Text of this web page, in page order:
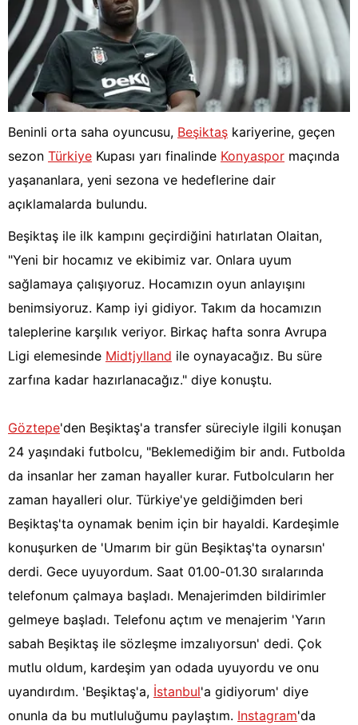
Beninli orta saha oyuncusu, Beşiktaş kariyerine, geçen
sezon Türkiye Kupası yarı finalinde Konyaspor maçında
yaşananlara, yeni sezona ve hedeflerine dair
açıklamalarda bulundu.
Beşiktaş ile ilk kampını geçirdiğini hatırlatan Olaitan,
"Yeni bir hocamız ve ekibimiz var. Onlara uyum
sağlamaya çalışıyoruz. Hocamızın oyun anlayışını
benimsiyoruz. Kamp iyi gidiyor. Takım da hocamızın
taleplerine karşılık veriyor. Birkaç hafta sonra Avrupa
Ligi elemesinde Midtjylland ile oynayacağız. Bu süre
zarfına kadar hazırlanacağız." diye konuştu.
Göztepe'den Beşiktaş'a transfer süreciyle ilgili konuşan
24 yaşındaki futbolcu, "Beklemediğim bir andı. Futbolda
da insanlar her zaman hayaller kurar. Futbolcuların her
zaman hayalleri olur. Türkiye'ye geldiğimden beri
Beşiktaş'ta oynamak benim için bir hayaldi. Kardeşimle
konuşurken de 'Umarım bir gün Beşiktaş'ta oynarsın'
derdi. Gece uyuyordum. Saat 01.00-01.30 sıralarında
telefonum çalmaya başladı. Menajerimden bildirimler
gelmeye başladı. Telefonu açtım ve menajerim 'Yarın
sabah Beşiktaş ile sözleşme imzalıyorsun' dedi. Çok
mutlu oldum, kardeşim yan odada uyuyordu ve onu
uyandırdım. 'Beşiktaş'a, İstanbul'a gidiyorum' diye
onunla da bu mutluluğumu paylaştım. Instagram'da